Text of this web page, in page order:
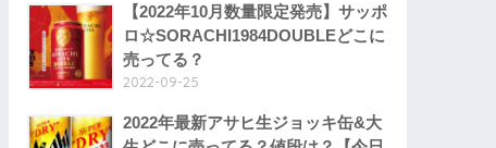
【2022年10月数量限定発売】サッポ
ロ☆SORACHI1984DOUBLEどこに
売ってる？
2022-09-25
2022年最新アサヒ生ジョッキ缶&大